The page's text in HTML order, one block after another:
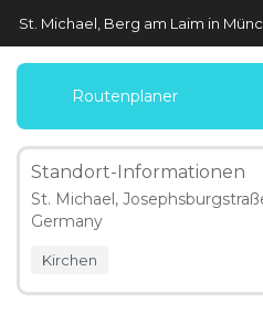
Menü
St. Michael, Berg am Laim in
Routenplaner
Standort-Informationen
St. Michael,
Germany
Kirchen